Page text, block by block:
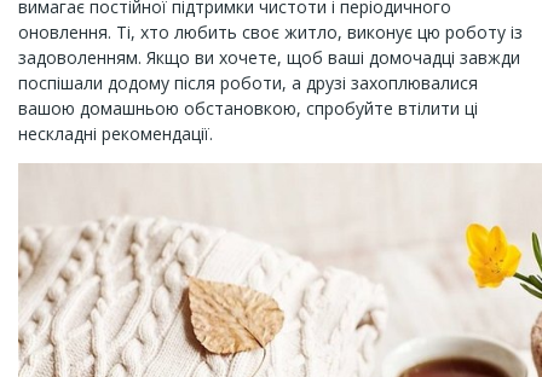
вимагає постійної підтримки чистоти і періодичного
оновлення. Ті, хто любить своє житло, виконує цю роботу із
задоволенням. Якщо ви хочете, щоб ваші домочадці завжди
поспішали додому після роботи, а друзі захоплювалися
вашою домашньою обстановкою, спробуйте втілити ці
нескладні рекомендації.